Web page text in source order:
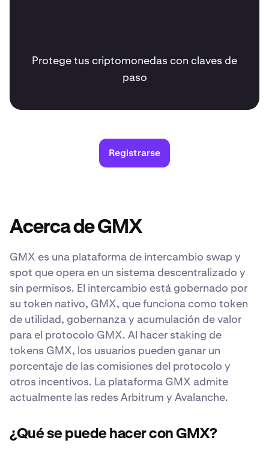
Protege tus criptomonedas con claves de
paso
Registrarse
Acerca de GMX
GMX es una plataforma de intercambio swap y
spot que opera en un sistema descentralizado y
sin permisos. El intercambio está gobernado por
su token nativo, GMX, que funciona como token
de utilidad, gobernanza y acumulación de valor
para el protocolo GMX. Al hacer staking de
tokens GMX, los usuarios pueden ganar un
porcentaje de las comisiones del protocolo y
otros incentivos. La plataforma GMX admite
actualmente las redes Arbitrum y Avalanche.
¿Qué se puede hacer con GMX?